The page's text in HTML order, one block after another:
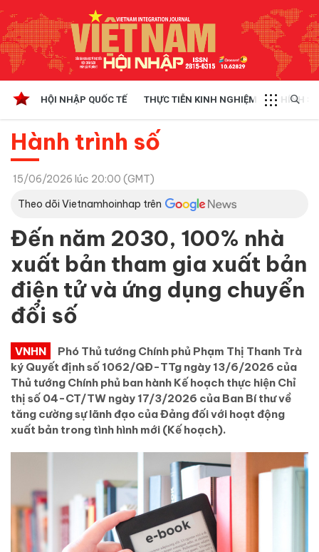
HỘI NHẬP QUỐC TẾ THỰC TIỄN KINH NGHIỆM CHÍNH
Hành trình số
15/06/2026 lúc 20:00 (GMT)
Theo dõi Vietnamhoinhap trên
Đến năm 2030, 100% nhà
xuất bản tham gia xuất bản
điện tử và ứng dụng chuyển
đổi số
VNHN
Phó Thủ tướng Chính phủ Phạm Thị Thanh Trà
ký Quyết định số 1062/QĐ-TTg ngày 13/6/2026 của
Thủ tướng Chính phủ ban hành Kế hoạch thực hiện Chỉ
thị số 04-CT/TW ngày 17/3/2026 của Ban Bí thư về
tăng cường sự lãnh đạo của Đảng đối với hoạt động
xuất bản trong tình hình mới (Kế hoạch).